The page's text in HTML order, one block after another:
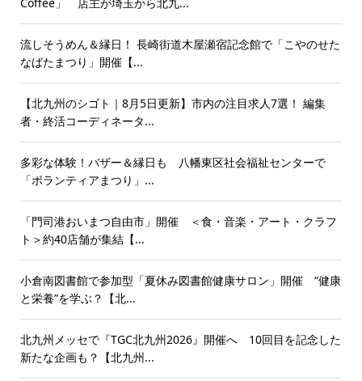
流しそうめん＆縁日！ 長崎街道木屋瀬宿記念館で「こやのせた
なばたまつり」開催【...
【北九州のシゴト｜8月5日更新】市内の注目求人7選！ 編集
者・終活コーディネータ...
多彩な体験！バザー＆縁日も 八幡東区社会福祉センターで
「ボランティアまつり」...
「門司港おいまつ自由市」開催 ＜食・音楽・アート・クラフ
ト＞約40店舗が集結【...
小倉南図書館で参加型「夏休み図書館健康サロン」開催 “健康
と栄養”を学ぶ？【北...
北九州メッセで『TGC北九州2026』開催へ 10回目を記念した
新たな企画も？【北九州...